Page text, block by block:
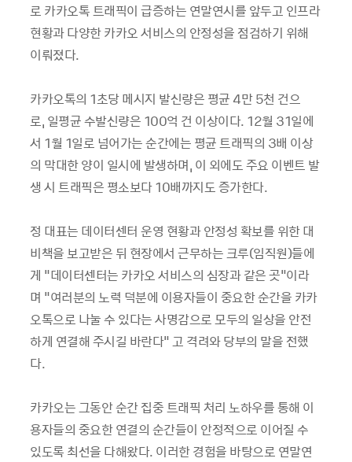
로 카카오톡 트래픽이 급증하는 연말연시를 앞두고 인프라
현황과 다양한 카카오 서비스의 안정성을 점검하기 위해
이뤄졌다.
카카오톡의 1초당 메시지 발신량은 평균 4만 5천 건으
로, 일평균 수발신량은 100억 건 이상이다. 12월 31일에
서 1월 1일로 넘어가는 순간에는 평균 트래픽의 3배 이상
의 막대한 양이 일시에 발생하며, 이 외에도 주요 이벤트 발
생 시 트래픽은 평소보다 10배까지도 증가한다.
정 대표는 데이터센터 운영 현황과 안정성 확보를 위한 대
비책을 보고받은 뒤 현장에서 근무하는 크루(임직원)들에
게 "데이터센터는 카카오 서비스의 심장과 같은 곳"이라
며 "여러분의 노력 덕분에 이용자들이 중요한 순간을 카카
오톡으로 나눌 수 있다는 사명감으로 모두의 일상을 안전
하게 연결해 주시길 바란다" 고 격려와 당부의 말을 전했
다.
카카오는 그동안 순간 집중 트래픽 처리 노하우를 통해 이
용자들의 중요한 연결의 순간들이 안정적으로 이어질 수
있도록 최선을 다해왔다. 이러한 경험을 바탕으로 연말연